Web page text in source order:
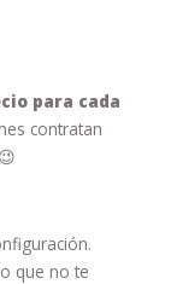
para cada
contratan
que no te